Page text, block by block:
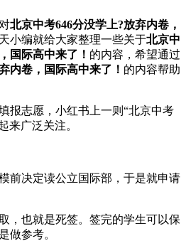
北京中考646分没学上?放弃内卷，
小编就给大家整理一些关于北京中
国际高中来了！ 的内容，希望通过
内卷，国际高中来了！ 的内容帮助
志愿，小红书上一则“北京中考
来广泛关注。
决定读公立国际部，于是就申请
也就是死签。签完的学生可以保
做参考。